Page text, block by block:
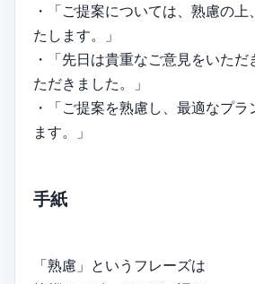
・「ご提案については、熟慮の
たします。」
・「先日は貴重なご意見をいた
ただきました。」
・「ご提案を熟慮し、最適なプ
ます。」
手紙
「熟慮」というフレーズは